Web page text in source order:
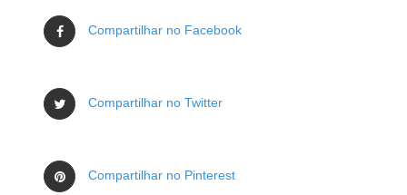
Compartilhar no Facebook
Compartilhar no Twitter
Compartilhar no Pinterest